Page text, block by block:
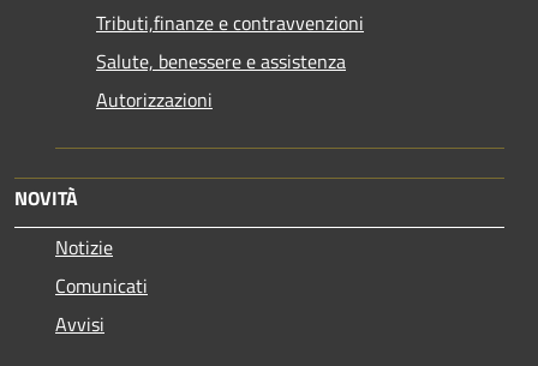
Tributi,finanze e contravvenzioni
Salute, benessere e assistenza
Autorizzazioni
NOVITÀ
Notizie
Comunicati
Avvisi